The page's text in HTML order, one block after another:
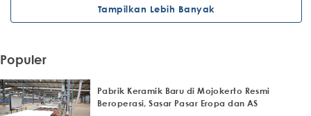
Tampilkan Lebih Banyak
Populer
Pabrik Keramik Baru di Mojokerto Resmi
Beroperasi, Sasar Pasar Eropa dan AS